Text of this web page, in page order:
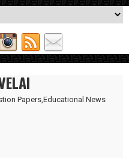
Papers,Educational News